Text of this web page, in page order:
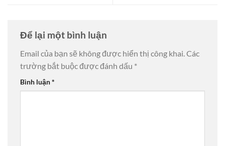
Để lại một bình luận
Email của bạn sẽ không được hiển thị công khai.Các
trường bắt buộc được đánh dấu *
Bình luận*